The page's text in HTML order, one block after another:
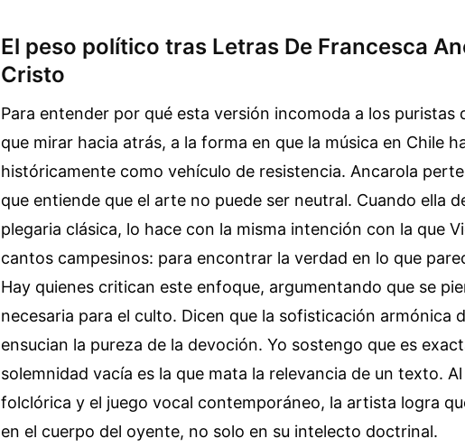
El peso político tras Letras De Francesca
Cristo
Para entender por qué esta versión incomoda a los puristas
que mirar hacia atrás, a la forma en que la música en Chile
históricamente como vehículo de resistencia. Ancarola
que entiende que el arte no puede ser neutral. Cuando ella
plegaria clásica, lo hace con la misma intención con la que
cantos campesinos: para encontrar la verdad en lo que
Hay quienes critican este enfoque, argumentando que se
necesaria para el culto. Dicen que la sofisticación armónica
ensucian la pureza de la devoción. Yo sostengo que es
solemnidad vacía es la que mata la relevancia de un texto.
folclórica y el juego vocal contemporáneo, la artista logra
en el cuerpo del oyente, no solo en su intelecto doctrinal.